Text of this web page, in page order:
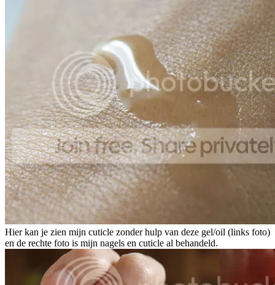
Hier kan je zien mijn cuticle zonder hulp van deze gel/oil (links foto)
en de rechte foto is mijn nagels en cuticle al behandeld.